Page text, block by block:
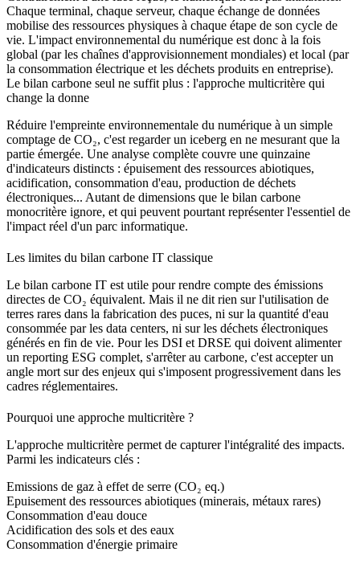
Chaque terminal, chaque serveur, chaque échange de données
mobilise des ressources physiques à chaque étape de son cycle de
vie. L'impact environnemental du numérique est donc à la fois
global (par les chaînes d'approvisionnement mondiales) et local (par
la consommation électrique et les déchets produits en entreprise).
Le bilan carbone seul ne suffit plus : l'approche multicritère qui
change la donne
Réduire l'empreinte environnementale du numérique à un simple
comptage de CO₂, c'est regarder un iceberg en ne mesurant que la
partie émergée. Une analyse complète couvre une quinzaine
d'indicateurs distincts : épuisement des ressources abiotiques,
acidification, consommation d'eau, production de déchets
électroniques... Autant de dimensions que le bilan carbone
monocritère ignore, et qui peuvent pourtant représenter l'essentiel de
l'impact réel d'un parc informatique.
Les limites du bilan carbone IT classique
Le bilan carbone IT est utile pour rendre compte des émissions
directes de CO₂ équivalent. Mais il ne dit rien sur l'utilisation de
terres rares dans la fabrication des puces, ni sur la quantité d'eau
consommée par les data centers, ni sur les déchets électroniques
générés en fin de vie. Pour les DSI et DRSE qui doivent alimenter
un reporting ESG complet, s'arrêter au carbone, c'est accepter un
angle mort sur des enjeux qui s'imposent progressivement dans les
cadres réglementaires.
Pourquoi une approche multicritère ?
L'approche multicritère permet de capturer l'intégralité des impacts.
Parmi les indicateurs clés :
Emissions de gaz à effet de serre (CO₂ eq.)
Epuisement des ressources abiotiques (minerais, métaux rares)
Consommation d'eau douce
Acidification des sols et des eaux
Consommation d'énergie primaire